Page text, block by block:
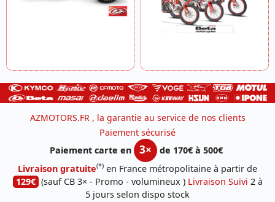
AZMOTORS.FR , la garantie au service de nos clients
Paiement sécurisé
Paiement carte en
3×
de 170€ à 500€
Livraison gratuite(*) en France métropolitaine à partir de
129€ (sauf CB 3× - Promo - volumineux ) Livraison Suivi 2 à
5 jours selon dispo stock